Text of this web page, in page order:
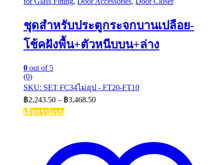
ชุดสำหรับประตูกระจกบานเปลือย-
โช้คฝังพื้น+ตัวหนีบบน+ล่าง
0 out of 5
(0)
SKU: SET FC34ไม่อุป - FT20-FT10
฿2,243.50 – ฿3,468.50Price
เลือกรูปแบบ